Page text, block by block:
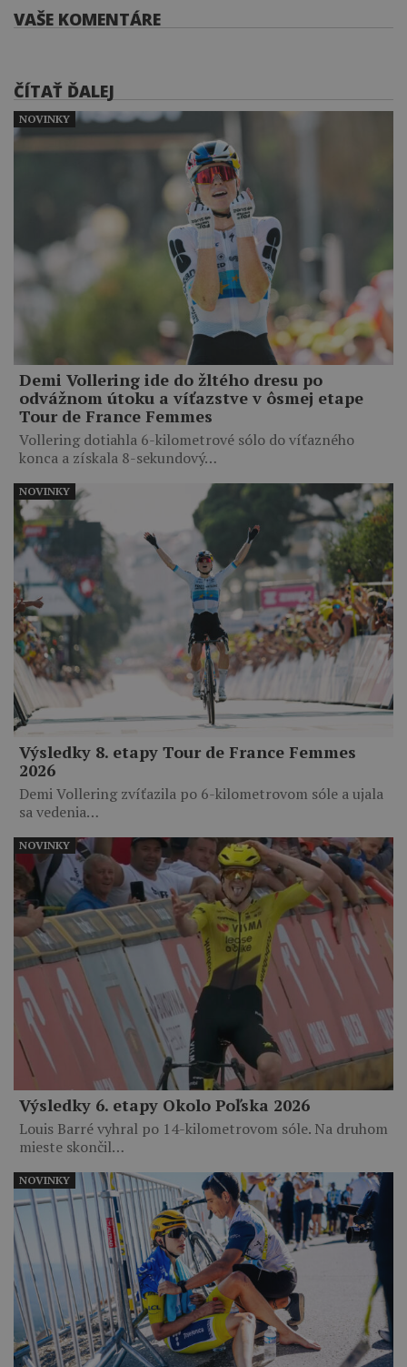
VAŠE KOMENTÁRE
ČÍTAŤ ĎALEJ
Demi Vollering ide do žltého dresu po
odvážnom útoku a víťazstve v ôsmej etape
Tour de France Femmes
Vollering dotiahla 6-kilometrové sólo do víťazného
konca a získala 8-sekundový…
NOVINKY
Výsledky 8. etapy Tour de France Femmes
2026
Demi Vollering zvíťazila po 6-kilometrovom sóle a ujala
sa vedenia…
NOVINKY
Výsledky 6. etapy Okolo Poľska 2026
Louis Barré vyhral po 14-kilometrovom sóle. Na druhom
mieste skončil…
NOVINKY
NOVINKY